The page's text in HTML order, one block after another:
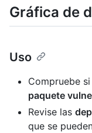
Gráfica de
Uso
Compruebe
paquete
Revise las
que se